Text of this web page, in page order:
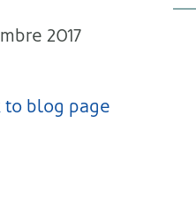
2017
to blog page